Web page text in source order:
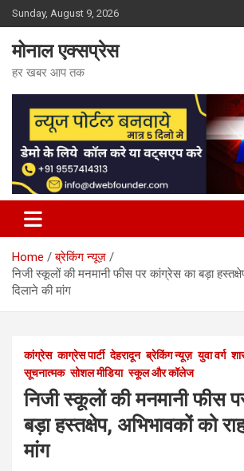
Skip
to
content
Sunday, August 9, 2026
मोनाल एक्सप्रेस
हर खबर आप तक
Home
ब्रेकिंग न्यूज़
निजी स्कूलों की मनमानी फीस पर कांग्रेस का बड़ा
दिलाने की मांग
कांग्रेस काग्रेस पार्टी देहरादून ब्रेकिंग न्यूज़ युवा वर्ग
सूचनात्मक सोशल मीडिया स्कूल और कॉलेज
निजी स्कूलों की मनमानी फीस
बड़ा हस्तक्षेप, अभिभावकों को
मांग